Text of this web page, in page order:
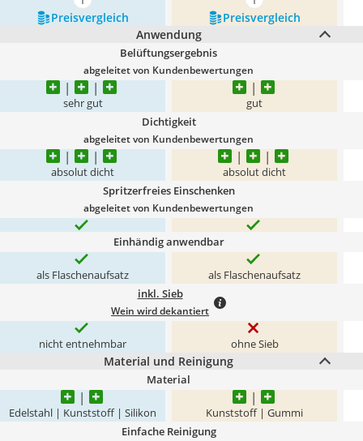
mehr anzeigen
mehr anzeigen
Preis­vergleich
Preis­vergleich
Anwendung
Belüftungsergebnis
abgeleitet von Kundenbewertungen
sehr gut gut
Dichtigkeit
abgeleitet von Kundenbewertungen
absolut dicht absolut dicht
Spritzerfreies Einschenken
abgeleitet von Kundenbewertungen
Einhändig anwendbar
als Flaschenaufsatz als Flaschenaufsatz
inkl. Sieb
Wein wird dekantiert
nicht entnehmbar ohne Sieb
Material und Reinigung
Material
Edelstahl | Kunststoff | Silikon Kunststoff | Gummi
Einfache Reinigung